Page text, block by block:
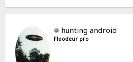
hunting android
Floodeur pro